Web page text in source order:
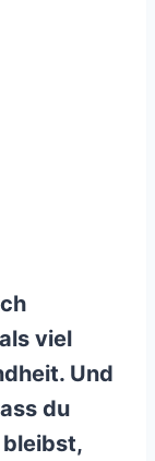
viel
Und
du